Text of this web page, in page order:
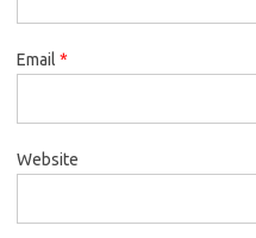
Email *
Website